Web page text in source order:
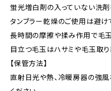
蛍光増白剤の入っていない洗剤
タンブラー乾燥のご使用は避け
長時間の摩擦や揉み作用で毛玉
目立つ毛玉はハサミや毛玉取り
【保管方法】
直射日光や熱、冷暖房器の強